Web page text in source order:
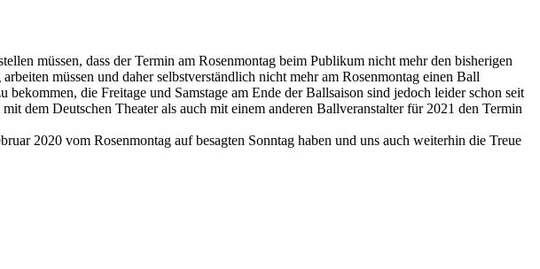
müssen, dass der Termin am Rosenmontag beim Publikum nicht mehr den bisherigen
müssen und daher selbstverständlich nicht mehr am Rosenmontag einen Ball
die Freitage und Samstage am Ende der Ballsaison sind jedoch leider schon seit
dem Deutschen Theater als auch mit einem anderen Ballveranstalter für 2021 den Termin
2020 vom Rosenmontag auf besagten Sonntag haben und uns auch weiterhin die Treue